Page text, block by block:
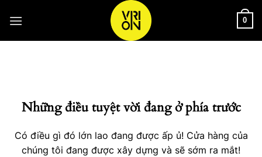
qua
0
Những điều tuyệt vời đang ở phía trước
Có điều gì đó lớn lao đang được ấp ủ! Cửa hàng của
chúng tôi đang được xây dựng và sẽ sớm ra mắt!